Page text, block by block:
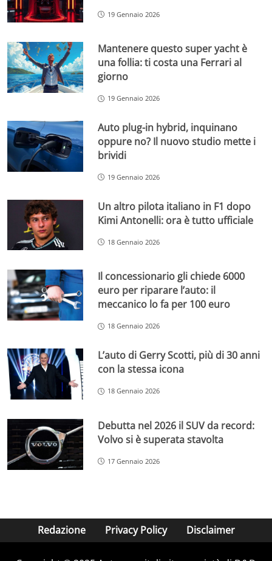
19 Gennaio 2026
Mantenere questo super yacht è
una follia: ti costa una Ferrari al
giorno
19 Gennaio 2026
Auto plug-in hybrid, inquinano
oppure no? Il nuovo studio mette i
brividi
19 Gennaio 2026
Un altro pilota italiano in F1 dopo
Kimi Antonelli: ora è tutto ufficiale
18 Gennaio 2026
Il concessionario gli chiede 6000
euro per riparare l’auto: il
meccanico lo fa per 100 euro
18 Gennaio 2026
L’auto di Gerry Scotti, più di 30 anni
con la stessa icona
18 Gennaio 2026
Debutta nel 2026 il SUV da record:
Volvo si è superata stavolta
17 Gennaio 2026
Redazione Privacy Policy Disclaimer